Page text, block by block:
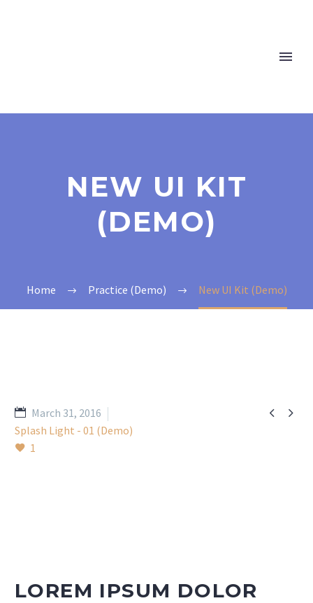
NEW UI KIT
(DEMO)
Home Practice (Demo) New UI Kit (Demo)
 
March 31, 2016
Splash Light - 01 (Demo)
1
LOREM IPSUM DOLOR